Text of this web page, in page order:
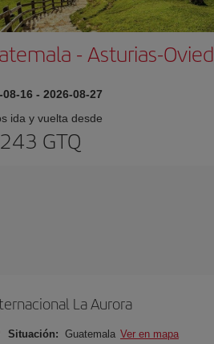
-Asturias-
08-16 - 2026-08-27
ida y vuelta desde
GTQ
La Aurora
Situación: Guatemala Ver en mapa